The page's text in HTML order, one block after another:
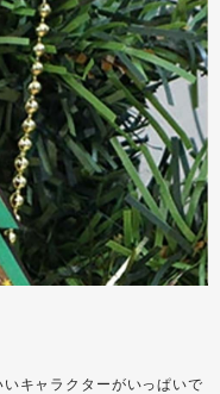
キャラクターがいっぱいで